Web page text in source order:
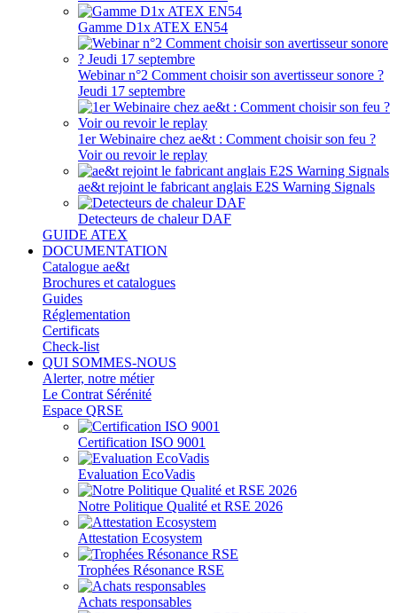
Gamme D1x ATEX EN54
Webinar n°2 Comment choisir son avertisseur sonore ?
Jeudi 17 septembre
1er Webinaire chez ae&t : Comment choisir son feu ?
Voir ou revoir le replay
ae&t rejoint le fabricant anglais E2S Warning Signals
Detecteurs de chaleur DAF
GUIDE ATEX
DOCUMENTATION
Catalogue ae&t
Brochures et catalogues
Guides
Réglementation
Certificats
Check-list
QUI SOMMES-NOUS
Alerter, notre métier
Le Contrat Sérénité
Espace QRSE
Certification ISO 9001
Evaluation EcoVadis
Notre Politique Qualité et RSE 2026
Attestation Ecosystem
Trophées Résonance RSE
Achats responsables